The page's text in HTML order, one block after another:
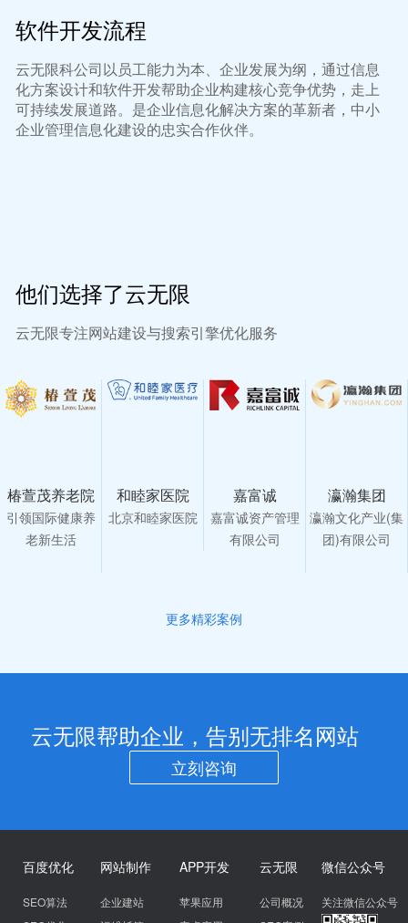
软件开发流程
云无限科公司以员工能力为本、企业发展为纲，通过信息
化方案设计和软件开发帮助企业构建核心竞争优势，走上
可持续发展道路。是企业信息化解决方案的革新者，中小
企业管理信息化建设的忠实合作伙伴。
他们选择了云无限
云无限专注网站建设与搜索引擎优化服务
椿萱茂养老院
引领国际健康养
老新生活
和睦家医院
北京和睦家医院
嘉富诚
嘉富诚资产管理
有限公司
瀛瀚集团
瀛瀚文化产业(集
团)有限公司
更多精彩案例
云无限帮助企业，告别无排名网站
立刻咨询
百度优化
SEO算法
网站制作
企业建站
APP开发
苹果应用
云无限
公司概况
微信公众号
关注微信公众号